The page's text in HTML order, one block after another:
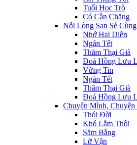
Tuổi Học Trò
Có Cần Chăng
Nỗi Lòng San Sẻ
Nhớ Hai Diên
Ngán Tết
Thăm Thại Già
Đoá Hồng Lưu
Vững Tin
Ngán Tết
Thăm Thại Già
Đoá Hồng Lưu
Chuyện Mình,
Thói Đời
Khó Lắm Thôi
Sắm Bằng
Lỡ Vận